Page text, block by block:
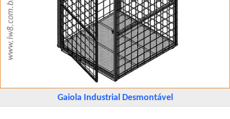
Gaiola Industrial Desmontável